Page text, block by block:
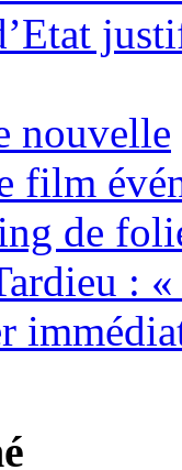
nouvelle
film
de
: «